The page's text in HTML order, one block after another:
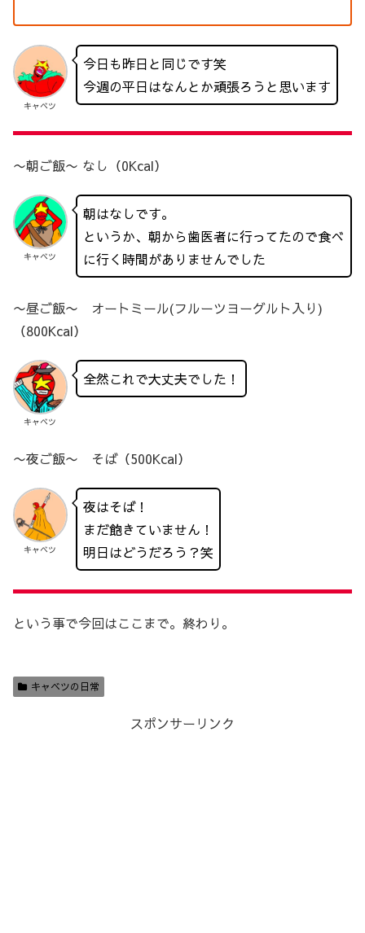
キャベツ
今日も昨日と同じです笑
今週の平日はなんとか頑張ろうと思います
〜朝ご飯〜 なし（0Kcal）
キャベツ
朝はなしです。
というか、朝から歯医者に行ってたので食べ
に行く時間がありませんでした
〜昼ご飯〜 オートミール(フルーツヨーグルト入り)
（800Kcal）
キャベツ
全然これで大丈夫でした！
〜夜ご飯〜 そば（500Kcal）
キャベツ
夜はそば！
まだ飽きていません！
明日はどうだろう？笑
という事で今回はここまで。終わり。
キャベツの日常
スポンサーリンク